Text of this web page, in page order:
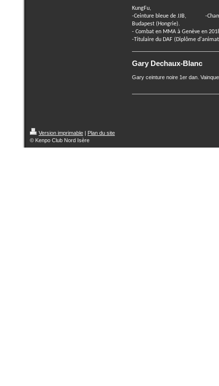
KungFu,
-Ceinture bleue de JJB, -
Budapest (Hongrie).
- Combat en MMA à Genève en
-Titulaire du DAF (Diplôme
Gary Dechaux-Blanc
Gary ceinture noire 1er dan.
Version imprimable | Plan du site
© Kenpo Club Nord Isère